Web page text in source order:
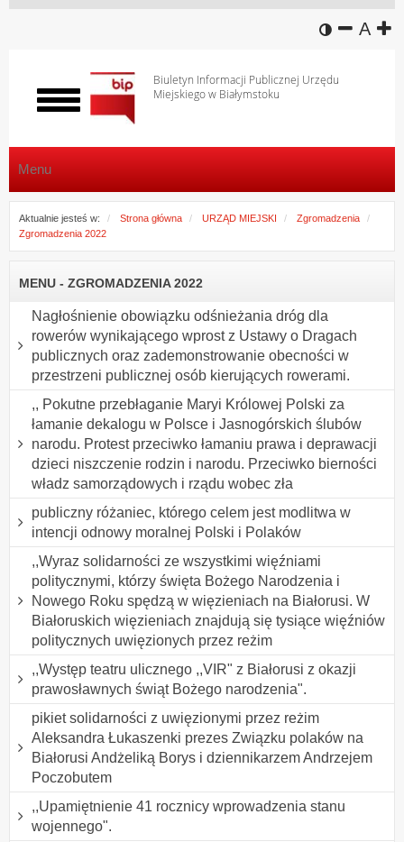
wersja
A
Biuletyn Informacji Publicznej Urzędu
Miejskiego w Białymstoku
Włącz
menu
Menu
Aktualnie jesteś w: Strona główna URZĄD MIEJSKI
Zgromadzenia
Zgromadzenia 2022
MENU - ZGROMADZENIA 2022
Nagłośnienie obowiązku odśnieżania dróg dla
rowerów wynikającego wprost z Ustawy o Dragach
publicznych oraz zademonstrowanie obecności w
przestrzeni publicznej osób kierujących rowerami.
,, Pokutne przebłaganie Maryi Królowej Polski za
łamanie dekalogu w Polsce i Jasnogórskich ślubów
narodu. Protest przeciwko łamaniu prawa i deprawacji
dzieci niszczenie rodzin i narodu. Przeciwko bierności
władz samorządowych i rządu wobec zła
publiczny różaniec, którego celem jest modlitwa w
intencji odnowy moralnej Polski i Polaków
,,Wyraz solidarności ze wszystkimi więźniami
politycznymi, którzy święta Bożego Narodzenia i
Nowego Roku spędzą w więzieniach na Białorusi. W
Białoruskich więzieniach znajdują się tysiące więźniów
politycznych uwięzionych przez reżim
,,Występ teatru ulicznego ,,VIR" z Białorusi z okazji
prawosławnych świąt Bożego narodzenia".
pikiet solidarności z uwięzionymi przez reżim
Aleksandra Łukaszenki prezes Związku polaków na
Białorusi Andżeliką Borys i dziennikarzem Andrzejem
Poczobutem
,,Upamiętnienie 41 rocznicy wprowadzenia stanu
wojennego".